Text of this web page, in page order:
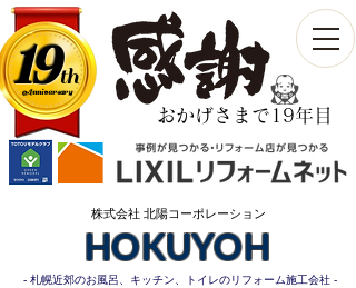
おかげさまで19年目
th
19
Anniversary​
株式会社 北陽コーポレーション
HOKUYOH
- 札幌近郊のお風呂、キッチン、トイレのリフォーム施工会社 -